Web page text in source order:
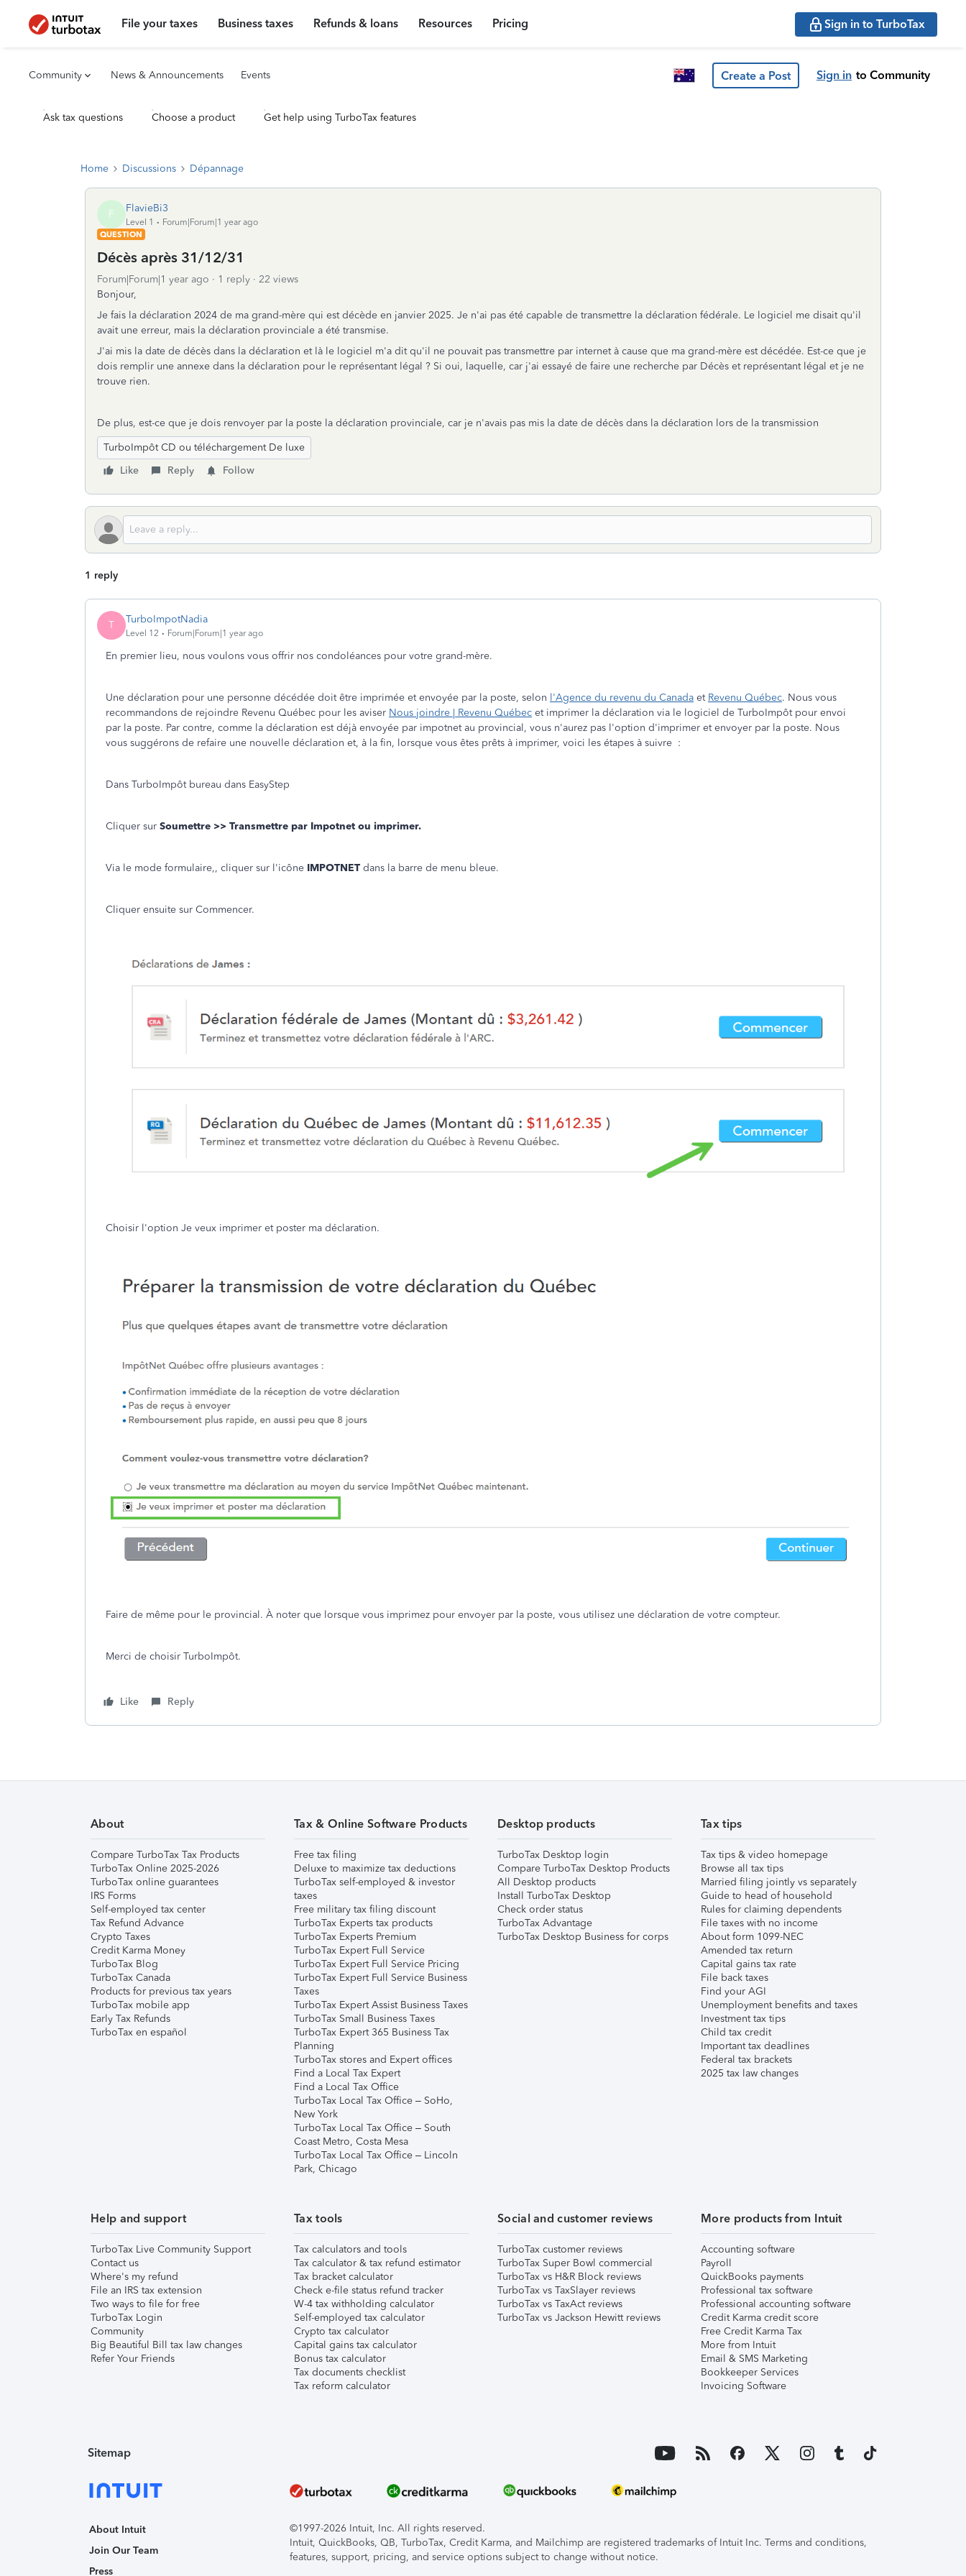
File your taxes Business taxes Refunds & loans Resources Pricing Sign in to TurboTax
Community News & Announcements Events Create a Post Sign in to Community
Ask tax questions Choose a product Get help using TurboTax features
Home Discussions Dépannage
F FlavieBi3
Level 1
Forum|Forum|1 year ago
QUESTION
Décès après 31/12/31
Forum|Forum|1 year ago 1 reply
22 views
Bonjour,
Je fais la déclaration 2024 de ma grand-mère qui est décède en janvier 2025. Je n'ai pas été capable de transmettre la déclaration fédérale. Le logiciel me disait qu'il
avait une erreur, mais la déclaration provinciale a été transmise.
J'ai mis la date de décès dans la déclaration et là le logiciel m'a dit qu'il ne pouvait pas transmettre par internet à cause que ma grand-mère est décédée. Est-ce que je
dois remplir une annexe dans la déclaration pour le représentant légal ? Si oui, laquelle, car j'ai essayé de faire une recherche par Décès et représentant légal et je ne
trouve rien.
De plus, est-ce que je dois renvoyer par la poste la déclaration provinciale, car je n'avais pas mis la date de décès dans la déclaration lors de la transmission
TurboImpôt CD ou téléchargement De luxe
Like
Reply Follow
1 reply
T TurboImpotNadia
Level 12 Forum|Forum|1 year ago
En premier lieu, nous voulons vous offrir nos condoléances pour votre grand-mère.
Une déclaration pour une personne décédée doit être imprimée et envoyée par la poste, selon l'Agence du revenu du Canada et Revenu Québec. Nous vous
recommandons de rejoindre Revenu Québec pour les aviser Nous joindre | Revenu Québec et imprimer la déclaration via le logiciel de TurboImpôt pour envoi
par la poste. Par contre, comme la déclaration est déjà envoyée par impotnet au provincial, vous n'aurez pas l'option d'imprimer et envoyer par la poste. Nous
vous suggérons de refaire une nouvelle déclaration et, à la fin, lorsque vous êtes prêts à imprimer, voici les étapes à suivre :
Dans TurboImpôt bureau dans EasyStep
Cliquer sur Soumettre >> Transmettre par Impotnet ou imprimer.
Via le mode formulaire,, cliquer sur l'icône IMPOTNET dans la barre de menu bleue.
Cliquer ensuite sur Commencer.
Choisir l'option Je veux imprimer et poster ma déclaration.
Faire de même pour le provincial. À noter que lorsque vous imprimez pour envoyer par la poste, vous utilisez une déclaration de votre compteur.
Merci de choisir TurboImpôt.
Like Reply
About
Compare TurboTax Tax Products
TurboTax Online 2025-2026
TurboTax online guarantees
IRS Forms
Self-employed tax center
Tax Refund Advance
Crypto Taxes
Credit Karma Money
TurboTax Blog
TurboTax Canada
Products for previous tax years
TurboTax mobile app
Early Tax Refunds
TurboTax en español
Tax & Online Software Products
Free tax filing
Deluxe to maximize tax deductions
TurboTax self-employed & investor
taxes
Free military tax filing discount
TurboTax Experts tax products
TurboTax Experts Premium
TurboTax Expert Full Service
TurboTax Expert Full Service Pricing
TurboTax Expert Full Service Business
Taxes
TurboTax Expert Assist Business Taxes
TurboTax Small Business Taxes
TurboTax Expert 365 Business Tax
Planning
TurboTax stores and Expert offices
Find a Local Tax Expert
Find a Local Tax Office
TurboTax Local Tax Office – SoHo,
New York
TurboTax Local Tax Office – South
Coast Metro, Costa Mesa
TurboTax Local Tax Office – Lincoln
Park, Chicago
Desktop products
TurboTax Desktop login
Compare TurboTax Desktop Products
All Desktop products
Install TurboTax Desktop
Check order status
TurboTax Advantage
TurboTax Desktop Business for corps
Tax tips
Tax tips & video homepage
Browse all tax tips
Married filing jointly vs separately
Guide to head of household
Rules for claiming dependents
File taxes with no income
About form 1099-NEC
Amended tax return
Capital gains tax rate
File back taxes
Find your AGI
Unemployment benefits and taxes
Investment tax tips
Child tax credit
Important tax deadlines
Federal tax brackets
2025 tax law changes
Help and support
TurboTax Live Community Support
Contact us
Where's my refund
File an IRS tax extension
Two ways to file for free
TurboTax Login
Community
Big Beautiful Bill tax law changes
Refer Your Friends
Tax tools
Tax calculators and tools
Tax calculator & tax refund estimator
Tax bracket calculator
Check e-file status refund tracker
W-4 tax withholding calculator
Self-employed tax calculator
Crypto tax calculator
Capital gains tax calculator
Bonus tax calculator
Tax documents checklist
Tax reform calculator
Social and customer reviews
TurboTax customer reviews
TurboTax Super Bowl commercial
TurboTax vs H&R Block reviews
TurboTax vs TaxSlayer reviews
TurboTax vs TaxAct reviews
TurboTax vs Jackson Hewitt reviews
More products from Intuit
Accounting software
Payroll
QuickBooks payments
Professional tax software
Professional accounting software
Credit Karma credit score
Free Credit Karma Tax
More from Intuit
Email & SMS Marketing
Bookkeeper Services
Invoicing Software
Sitemap
About Intuit
Join Our Team
Press
©1997-2026 Intuit, Inc. All rights reserved.
Intuit, QuickBooks, QB, TurboTax, Credit Karma, and Mailchimp are registered trademarks of Intuit Inc. Terms and conditions,
features, support, pricing, and service options subject to change without notice.